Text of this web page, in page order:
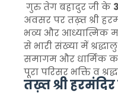
गुरु तेग बहादुर जी के
अवसर पर तख़्त श्री
भव्य और आध्यात्मिक
से भारी संख्या में
समागम और धार्मिक
पूरा परिसर भक्ति व
तख़्त श्री